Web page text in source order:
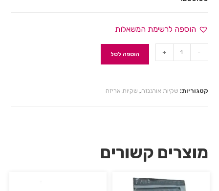
הוספה לרשימת המשאלות
-
+ הוספה לסל
קטגוריות: שקיות אורגנזה, שקיות אריזה
מוצרים קשורים